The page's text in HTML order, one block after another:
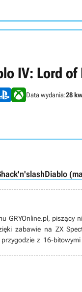
IV: Lord of
Data wydania:28
hack'n'slashDiablo
GRYOnline.pl, piszący
zabawie na ZX
z 16-